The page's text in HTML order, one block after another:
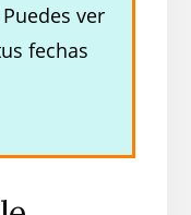
ver
fechas